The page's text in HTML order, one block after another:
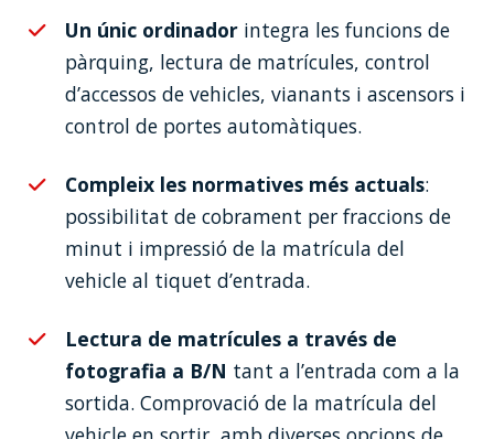
Un únic ordinador integra les funcions de
pàrquing, lectura de matrícules, control
d’accessos de vehicles, vianants i ascensors i
control de portes automàtiques.
Compleix les normatives més actuals:
possibilitat de cobrament per fraccions de
minut i impressió de la matrícula del
vehicle al tiquet d’entrada.
Lectura de matrícules a través de
fotografia a B/N tant a l’entrada com a la
sortida. Comprovació de la matrícula del